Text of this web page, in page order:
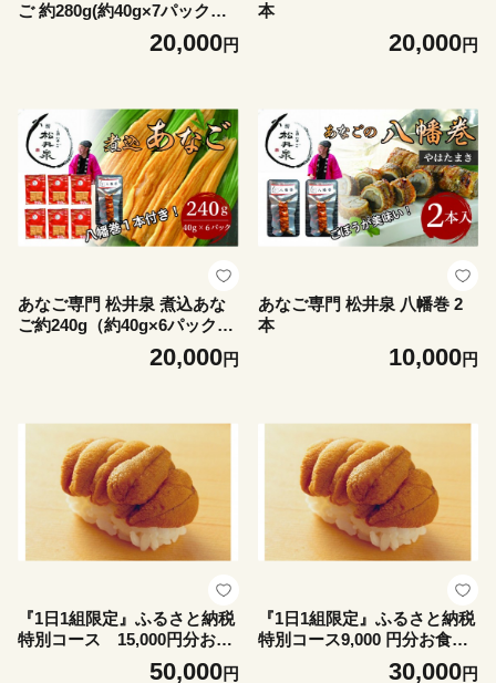
ご 約280g(約40g×7パック）
20,000円
本
20,000円
あなご専門 松井泉 煮込あな
ご約240g（約40g×6パック）
丼タレ6個付と八幡巻1本のセ
20,000円
あなご専門 松井泉 八幡巻 2
本
10,000円
『1日1組限定』ふるさと納税
特別コース 15,000円分お食
50,000円
『1日1組限定』ふるさと納税
特別コース9,000 円分お食事
30,000円